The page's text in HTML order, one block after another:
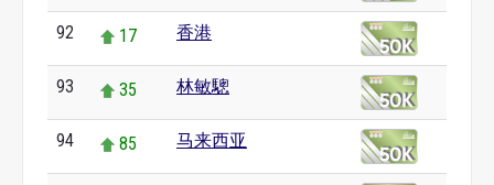
92 17 香港
93 35 林敏驄
94 85 马来西亚